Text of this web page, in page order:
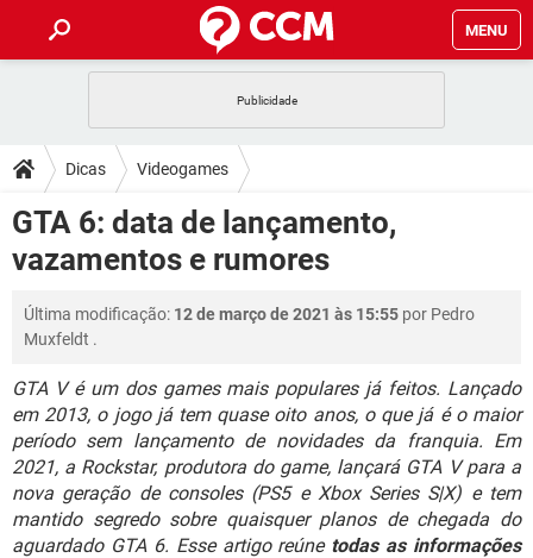
MENU
CELULAR
OUTLOOK EXCEL
INSTAGRAM GMAIL
DICAS
JOGOS
CELULAR FACEBOOK
INSTAGRAM GMAIL
DOWNLOADS
JOGOS WHATSAPP
OUTLOOK
INSTAGRAM GMAIL
GUIA DE COMPRAS
FÓRUM
JOGOS WHATSAPP
OUTLOOK EXCEL
INSTAGRAM GMAIL
GUIA DE COMPRAS
GLOSSÁRIO
JOGOS WHATSAPP
CELULAR FACEBOOK
OUTLOOK EXCEL
INSTAGRAM GMAIL
GUIA DE COMPRAS
Dicas Videogames
GTA 6: data de lançamento,
vazamentos e rumores
Última modificação: 12 de março de 2021 às 15:55 por Pedro
Muxfeldt .
GTA V é um dos games mais populares já feitos. Lançado
em 2013, o jogo já tem quase oito anos, o que já é o maior
período sem lançamento de novidades da franquia. Em
2021, a Rockstar, produtora do game, lançará GTA V para a
nova geração de consoles (PS5 e Xbox Series S|X) e tem
mantido segredo sobre quaisquer planos de chegada do
aguardado GTA 6. Esse artigo reúne todas as informações